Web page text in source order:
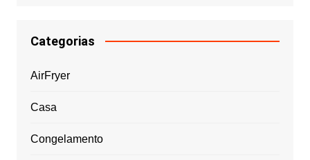
Categorias
AirFryer
Casa
Congelamento